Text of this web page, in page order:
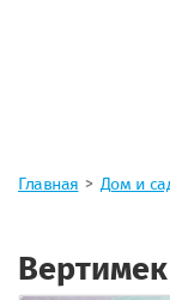
Главная Дом и